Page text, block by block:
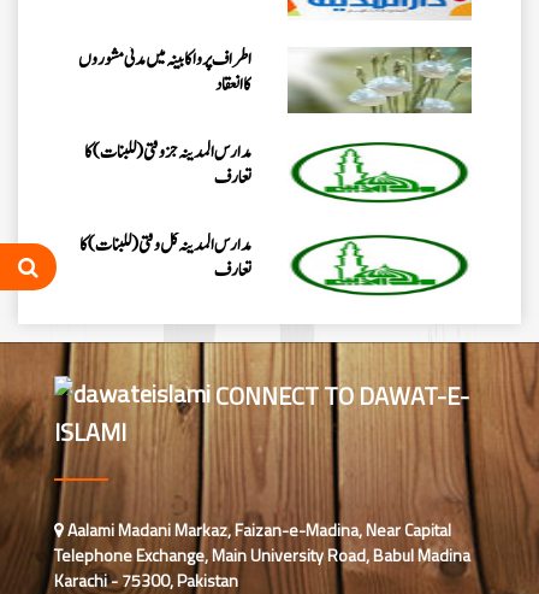
اطراف پرواکابینہ میں مدنی مشوروں
کاانعقاد
مدارس المدینہ جزوقتی (للبنات) کا
تعارف
مدارس المدینہ کل وقتی(للبنات)کا
تعارف
شعبہ مُدَرِّسہ کورس(للبنات) کا
تعارف
مدرسۃ المدینہ کورسز(للبنین) کا
مدارس المدینہ جز وقتی( للبنین)کا
تعارف
CONNECT TO DAWAT-E-
ISLAMI
Aalami Madani Markaz, Faizan-e-Madina, Near Capital
Telephone Exchange, Main University Road, Babul Madina
Karachi - 75300, Pakistan